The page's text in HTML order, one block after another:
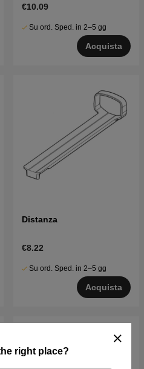
right place?
€10.09
Su ord. Sped. in 2–5 gg
Acquista
Distanza
€8.22
Su ord. Sped. in 2–5 gg
Acquista